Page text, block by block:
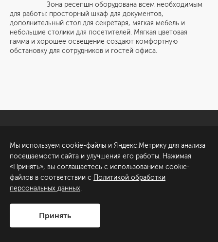
Зона ресепшн оборудована всем необходимым
для работы: просторный шкаф для документов,
дополнительный стол для секретаря, мягкая мебель и
небольшие столики для посетителей. Мягкая цветовая
гамма и хорошее освещение создают комфортную
обстановку для сотрудников и гостей офиса.
Обсудить проект
ул. Академика Павлова, 6
к1
+7 (812) 200-95-55
Сделано в
Мы используем cookie-файлы и Яндекс.Метрику для анализа
посещаемости сайта и улучшения его работы. Нажимая
«Принять», вы соглашаетесь с использованием cookie-
файлов в соответствии с Политикой обработки
персональных данных.
Принять